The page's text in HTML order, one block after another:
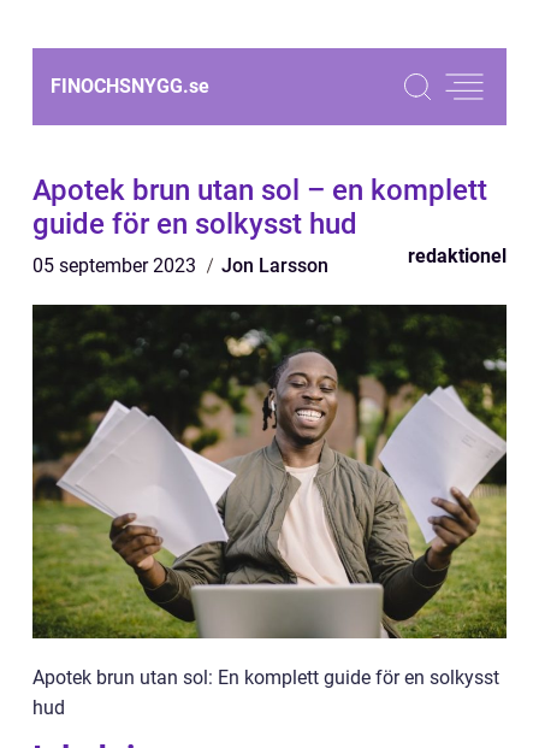
FINOCHSNYGG.se
Apotek brun utan sol – en komplett
guide för en solkysst hud
05 september 2023 Jon Larsson redaktionel
Apotek brun utan sol: En komplett guide för en solkysst
hud